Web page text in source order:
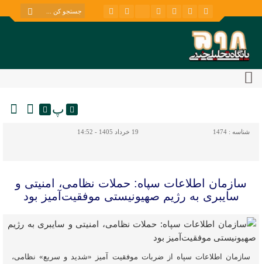
پ
شناسه : 1474 19 خرداد 1405 - 14:52
سازمان اطلاعات سپاه: حملات نظامی، امنیتی و
سایبری به رژیم صهیونیستی موفقیت‌آمیز بود
سازمان اطلاعات سپاه از ضربات موفقیت آمیز «شدید و سریع» نظامی،